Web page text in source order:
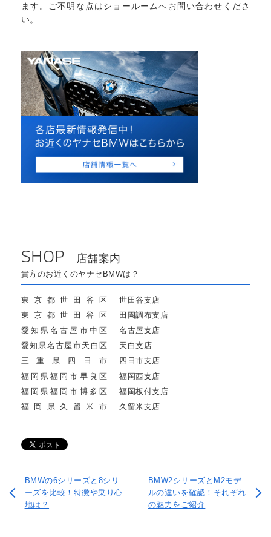
ます。ご不明な点はショールームへお問い合わせくださ
い。
SHOP 店舗案内
貴方のお近くのヤナセBMWは？
東京都世田谷区
世田谷支店
東京都世田谷区
田園調布支店
愛知県名古屋市中区
名古屋支店
愛知県名古屋市天白区
天白支店
三重県四日市
四日市支店
福岡県福岡市早良区
福岡西支店
福岡県福岡市博多区
福岡板付支店
福岡県久留米市
久留米支店
BMWの6シリーズと8シリ
ーズを比較！特徴や乗り心
地は？
BMW2シリーズとM2モデ
ルの違いを確認！それぞれ
の魅力をご紹介